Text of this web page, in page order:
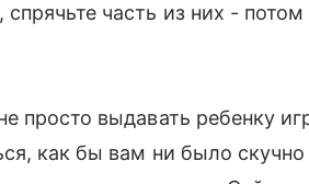
часть из них -
просто выдавать ребенку
как бы вам ни было